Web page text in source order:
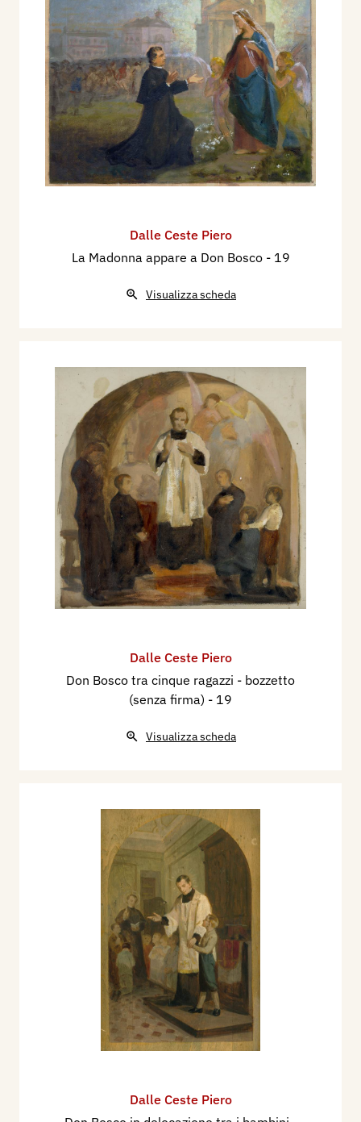
Dalle Ceste Piero
La Madonna appare a Don Bosco - 19
Visualizza scheda
Dalle Ceste Piero
Don Bosco tra cinque ragazzi - bozzetto
(senza firma) - 19
Visualizza scheda
Dalle Ceste Piero